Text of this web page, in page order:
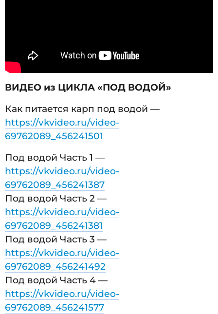
ВИДЕО из ЦИКЛА «ПОД ВОДОЙ»
Как питается карп под водой —
https://vkvideo.ru/video-
69762089_456241501
Под водой Часть 1 —
https://vkvideo.ru/video-
69762089_456241387
Под водой Часть 2 —
https://vkvideo.ru/video-
69762089_456241381
Под водой Часть 3 —
https://vkvideo.ru/video-
69762089_456241492
Под водой Часть 4 —
https://vkvideo.ru/video-
69762089_456241577